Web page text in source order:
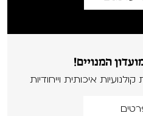
המנויים!
איכותית וייחודיות